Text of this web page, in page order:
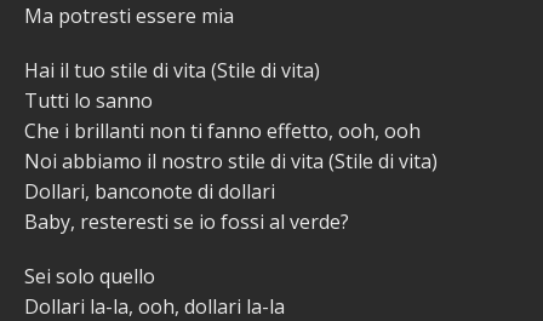
Ma potresti essere mia
Hai il tuo stile di vita (Stile di vita)
Tutti lo sanno
Che i brillanti non ti fanno effetto, ooh, ooh
Noi abbiamo il nostro stile di vita (Stile di vita)
Dollari, banconote di dollari
Baby, resteresti se io fossi al verde?
Sei solo quello
Dollari la-la, ooh, dollari la-la